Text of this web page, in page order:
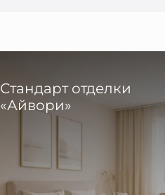
Стандарт отделки
«Айвори»